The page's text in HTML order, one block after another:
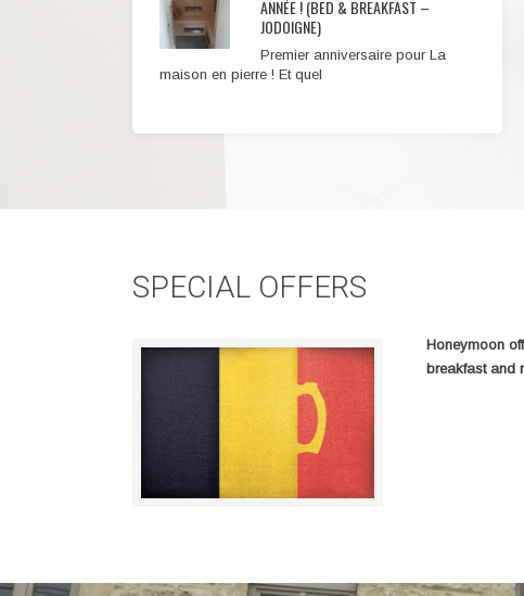
ANNÉE ! (BED & BREAKFAST –
JODOIGNE)
Premier anniversaire pour La
maison en pierre ! Et quel
SPECIAL OFFERS
Honeymoon
breakfast and